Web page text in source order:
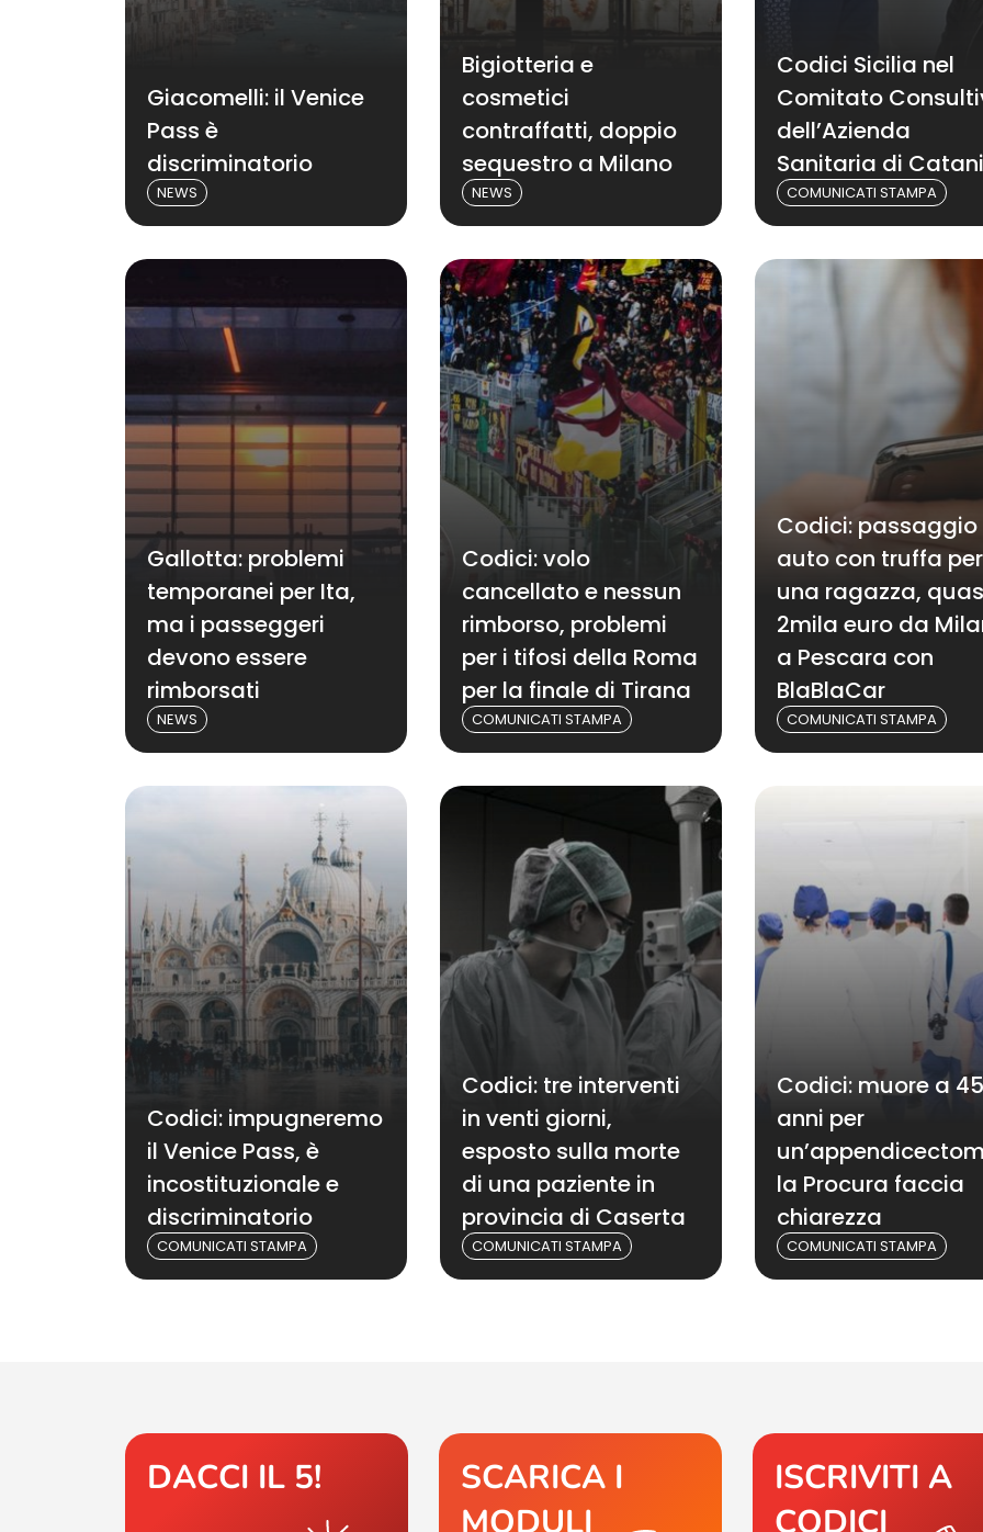
Giacomelli: il Venice
Pass è
discriminatorio
NEWS
Bigiotteria e
cosmetici
contraffatti, doppio
sequestro a Milano
NEWS
Codici Sicilia nel
Comitato
dell’Azienda
Sanitaria di
COMUNICATI STAMPA
Gallotta: problemi
temporanei per Ita,
ma i passeggeri
devono essere
rimborsati
NEWS
Codici: volo
cancellato e nessun
rimborso, problemi
per i tifosi della Roma
per la finale di Tirana
COMUNICATI STAMPA
Codici: passaggio
auto con truffa per
una ragazza,
2mila euro da
a Pescara con
BlaBlaCar
COMUNICATI STAMPA
Codici: impugneremo
il Venice Pass, è
incostituzionale e
discriminatorio
COMUNICATI STAMPA
Codici: tre interventi
in venti giorni,
esposto sulla morte
di una paziente in
provincia di Caserta
COMUNICATI STAMPA
Codici: muore a 45
anni per
la Procura faccia
chiarezza
COMUNICATI STAMPA
DACCI IL 5!
SCARICA I
ISCRIVITI A